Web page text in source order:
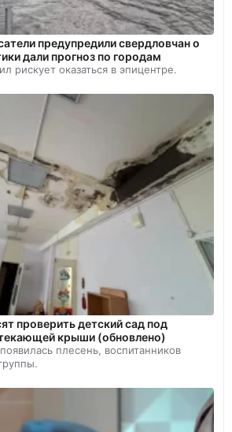
предупредили свердловчан о
дали прогноз по городам
рискует оказаться в эпицентре.
проверить детский сад под
крыши (обновлено)
плесень, воспитанников